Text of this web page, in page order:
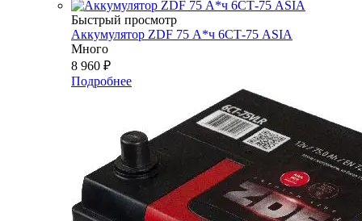
Быстрый просмотр
Аккумулятор ZDF 75 А*ч 6СТ-75 ASIA
Много
8 960 ₽
Подробнее